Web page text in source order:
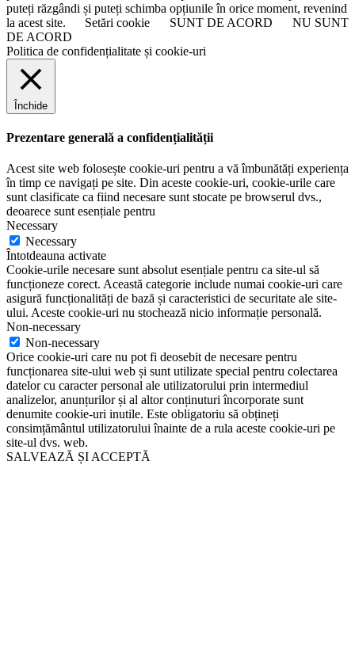
puteți răzgândi și puteți schimba opțiunile în orice moment, revenind
la acest site.
Setări cookie SUNT DE ACORD
NU SUNT
DE ACORD
Politica de confidențialitate și cookie-uri
Închide
Prezentare generală a confidențialității
Acest site web folosește cookie-uri pentru a vă îmbunătăți experiența
în timp ce navigați pe site. Din aceste cookie-uri, cookie-urile care
sunt clasificate ca fiind necesare sunt stocate pe browserul dvs.,
deoarece sunt esențiale pentru
Necessary
Necessary
Întotdeauna activate
Cookie-urile necesare sunt absolut esențiale pentru ca site-ul să
funcționeze corect. Această categorie include numai cookie-uri care
asigură funcționalități de bază și caracteristici de securitate ale site-
ului. Aceste cookie-uri nu stochează nicio informație personală.
Non-necessary
Non-necessary
Orice cookie-uri care nu pot fi deosebit de necesare pentru
funcționarea site-ului web și sunt utilizate special pentru colectarea
datelor cu caracter personal ale utilizatorului prin intermediul
analizelor, anunțurilor și al altor conținuturi încorporate sunt
denumite cookie-uri inutile. Este obligatoriu să obțineți
consimțământul utilizatorului înainte de a rula aceste cookie-uri pe
site-ul dvs. web.
SALVEAZĂ ȘI ACCEPTĂ